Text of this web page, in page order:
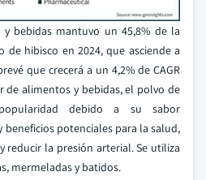
bebidas mantuvo un 45,8% de la
hibisco en 2024, que asciende a
que crecerá a un 4,2% de CAGR
de alimentos y bebidas, el polvo de
debido a su sabor
beneficios potenciales para la salud,
reducir la presión arterial. Se utiliza
mermeladas y batidos.